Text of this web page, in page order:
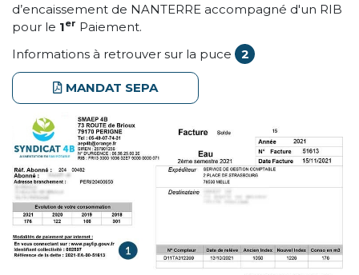
d’encaissement de NANTERRE accompagné d'un RIB
pour le 1er Paiement.
Informations à retrouver sur la puce
2
MANDAT SEPA